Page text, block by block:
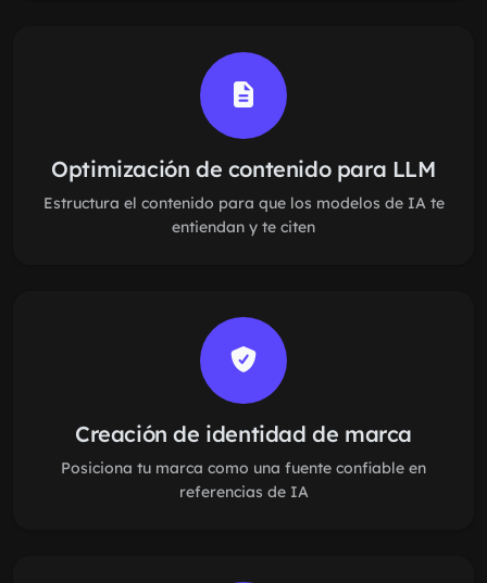
Optimización de contenido para LLM
Estructura el contenido para que los modelos de IA te
entiendan y te citen
Creación de identidad de marca
Posiciona tu marca como una fuente confiable en
referencias de IA